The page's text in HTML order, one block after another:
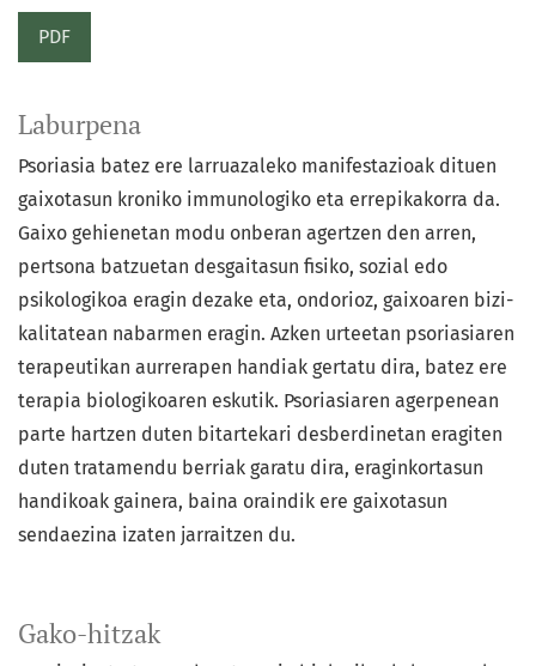
PDF
Gako-hitzak
Laburpena
Psoriasia batez ere larruazaleko manifestazioak dituen
gaixotasun kroniko immunologiko eta errepikakorra da.
Gaixo gehienetan modu onberan agertzen den arren,
pertsona batzuetan desgaitasun fisiko, sozial edo
psikologikoa eragin dezake eta, ondorioz, gaixoaren bizi-
kalitatean nabarmen eragin. Azken urteetan psoriasiaren
terapeutikan aurrerapen handiak gertatu dira, batez ere
terapia biologikoaren eskutik. Psoriasiaren agerpenean
parte hartzen duten bitartekari desberdinetan eragiten
duten tratamendu berriak garatu dira, eraginkortasun
handikoak gainera, baina oraindik ere gaixotasun
sendaezina izaten jarraitzen du.